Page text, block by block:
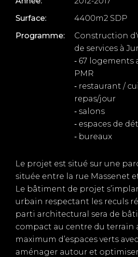
Surface:
4400m2 SDP
Programme:
Construction
de services à
⁃ 67 logements
PMR
⁃ restaurant /
repas/jour
⁃ salons
⁃ espaces de
⁃ bureaux
Le projet est situé sur une
située entre la rue Massenet
Le bâtiment de projet
urbain respectant les reculs
parti architectural sera de
compact au centre du terrain
maximum d’espaces verts
aménager autour et